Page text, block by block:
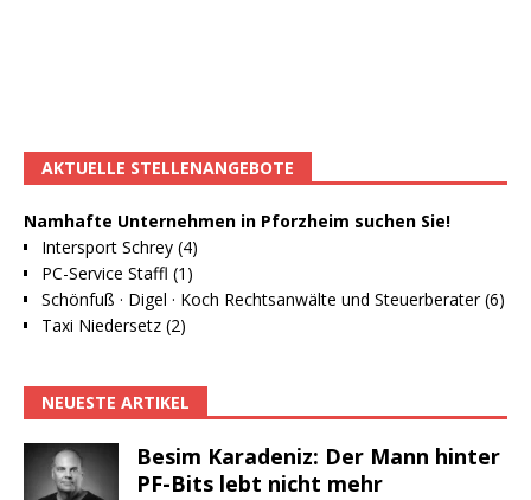
AKTUELLE STELLENANGEBOTE
Namhafte Unternehmen in Pforzheim suchen Sie!
Intersport Schrey (4)
PC-Service Staffl (1)
Schönfuß · Digel · Koch Rechtsanwälte und Steuerberater (6)
Taxi Niedersetz (2)
NEUESTE ARTIKEL
Besim Karadeniz: Der Mann hinter
PF-Bits lebt nicht mehr